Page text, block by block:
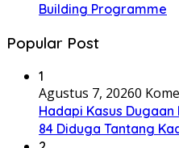
Building Programme
Popular Post
1
Agustus 7, 20260
Hadapi Kasus Dugaan
84 Diduga Tantang